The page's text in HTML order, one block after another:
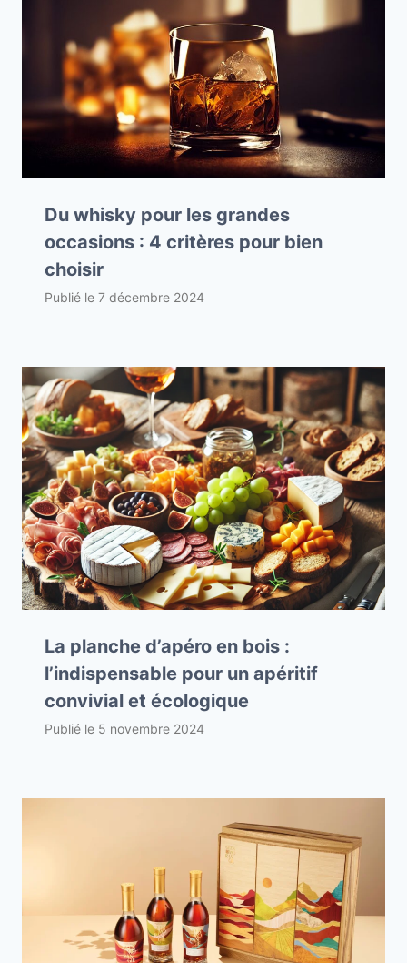
Du whisky pour les grandes
occasions : 4 critères pour bien
choisir
Publié le 7 décembre 2024
La planche d’apéro en bois :
l’indispensable pour un apéritif
convivial et écologique
Publié le 5 novembre 2024